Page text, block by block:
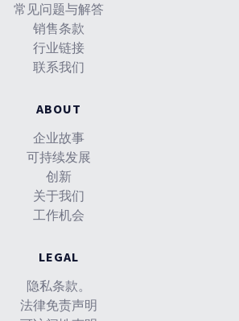
常见问题与解答
销售条款
行业链接
联系我们
ABOUT
企业故事
可持续发展
创新
关于我们
工作机会
LEGAL
隐私条款。
法律免责声明